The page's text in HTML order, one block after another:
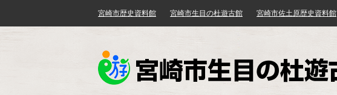
宮崎市歴史資料館 宮崎市生目の杜遊古館 宮崎市佐土原歴史資料館